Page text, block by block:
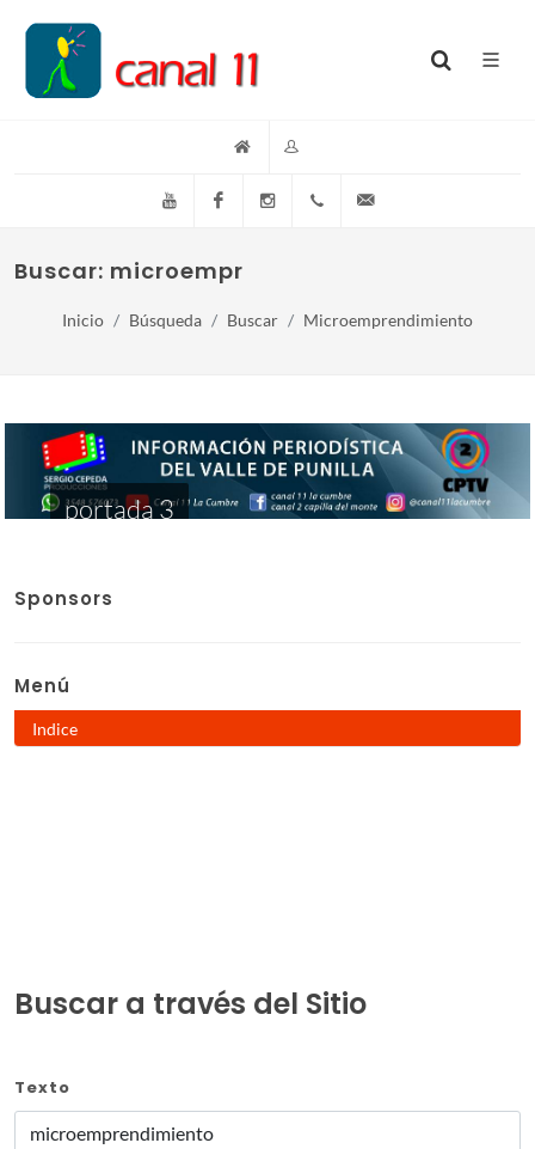
YouTube FacebookInstagram(+54)(9)3548-576073
Buscar: microemprendimiento
Inicio Búsqueda Buscar Microemprendimiento
portada 3
Sponsors
Menú
Indice
Buscar a través del Sitio
Texto